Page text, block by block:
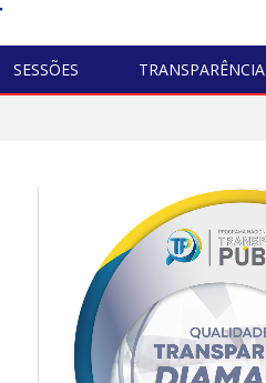
SESSÕES TRANSPARÊNCIA